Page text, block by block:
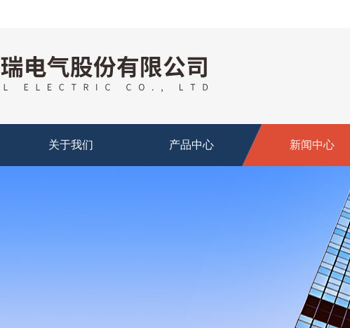
关于我们 产品中心 新闻中心